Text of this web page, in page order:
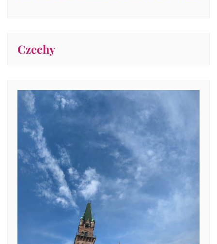
Czechy